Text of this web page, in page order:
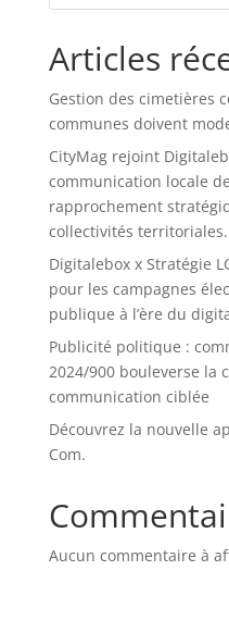
Articles
Gestion des cimetières
communes doivent
CityMag rejoint
communication locale
rapprochement
collectivités territoriales.
Digitalebox x Stratégie
pour les campagnes
publique à l’ère du
Publicité politique :
2024/900 bouleverse la
communication ciblée
Découvrez la nouvelle
Com.
Aucun commentaire à